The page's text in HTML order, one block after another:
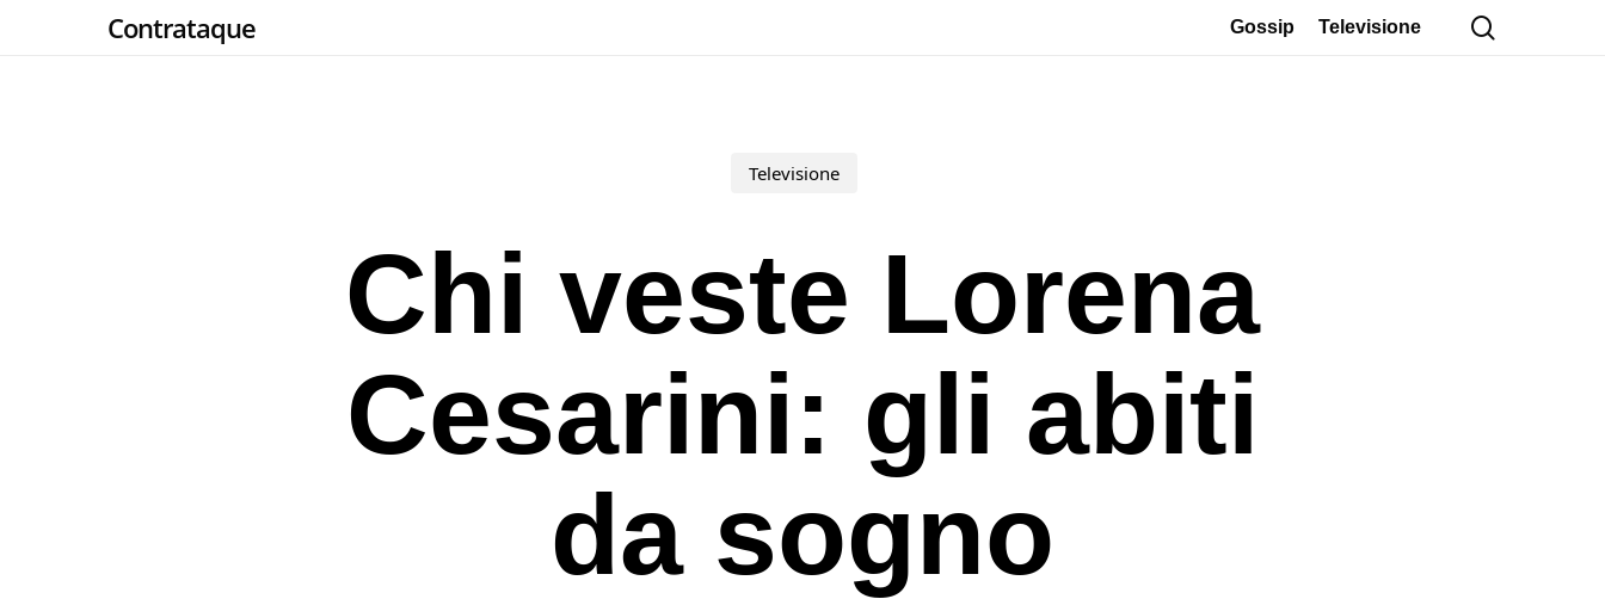
Contrataque Gossip Televisione
Televisione
Chi veste Lorena
Cesarini: gli abiti
da sogno